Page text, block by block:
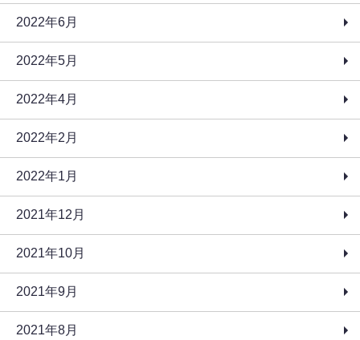
2022年6月
2022年5月
2022年4月
2022年2月
2022年1月
2021年12月
2021年10月
2021年9月
2021年8月